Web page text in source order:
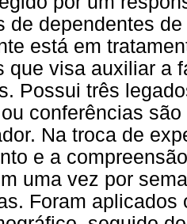
de dependentes
está em
que visa auxiliar a
Possui três
conferências
Na troca de
e a
uma vez por
Foram aplicados